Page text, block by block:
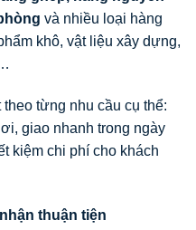
và nhiều loại hàng
khô, vật liệu xây dựng,
từng nhu cầu cụ thể:
giao nhanh trong ngày
kiệm chi phí cho khách
thuận tiện